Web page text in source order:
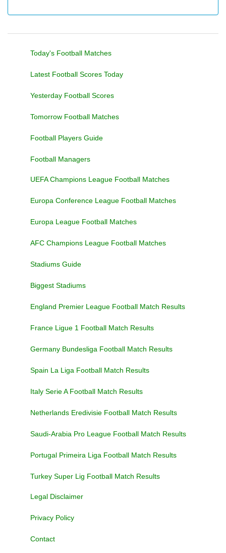
Today's Football Matches
Latest Football Scores Today
Yesterday Football Scores
Tomorrow Football Matches
Football Players Guide
Football Managers
UEFA Champions League Football Matches
Europa Conference League Football Matches
Europa League Football Matches
AFC Champions League Football Matches
Stadiums Guide
Biggest Stadiums
England Premier League Football Match Results
France Ligue 1 Football Match Results
Germany Bundesliga Football Match Results
Spain La Liga Football Match Results
Italy Serie A Football Match Results
Netherlands Eredivisie Football Match Results
Saudi-Arabia Pro League Football Match Results
Portugal Primeira Liga Football Match Results
Turkey Super Lig Football Match Results
Legal Disclaimer
Privacy Policy
Contact